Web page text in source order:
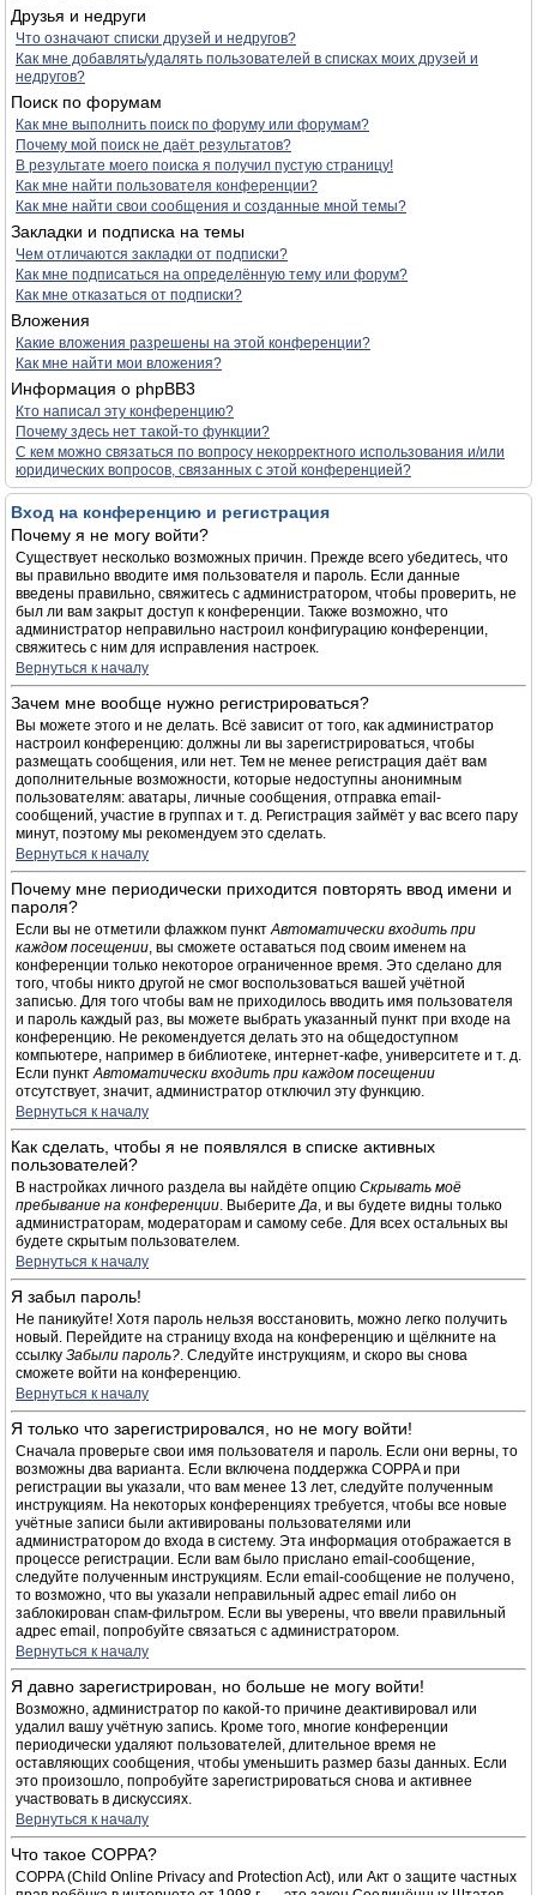
Друзья и недруги
Что означают списки друзей и недругов?
Как мне добавлять/удалять пользователей в списках моих друзей и
недругов?
Поиск по форумам
Как мне выполнить поиск по форуму или форумам?
Почему мой поиск не даёт результатов?
В результате моего поиска я получил пустую страницу!
Как мне найти пользователя конференции?
Как мне найти свои сообщения и созданные мной темы?
Закладки и подписка на темы
Чем отличаются закладки от подписки?
Как мне подписаться на определённую тему или форум?
Как мне отказаться от подписки?
Вложения
Какие вложения разрешены на этой конференции?
Как мне найти мои вложения?
Информация о phpBB3
Кто написал эту конференцию?
Почему здесь нет такой-то функции?
С кем можно связаться по вопросу некорректного использования и/или
юридических вопросов, связанных с этой конференцией?
Вход на конференцию и регистрация
Почему я не могу войти?
Существует несколько возможных причин. Прежде всего убедитесь, что
вы правильно вводите имя пользователя и пароль. Если данные
введены правильно, свяжитесь с администратором, чтобы проверить, не
был ли вам закрыт доступ к конференции. Также возможно, что
администратор неправильно настроил конфигурацию конференции,
свяжитесь с ним для исправления настроек.
Вернуться к началу
Зачем мне вообще нужно регистрироваться?
Вы можете этого и не делать. Всё зависит от того, как администратор
настроил конференцию: должны ли вы зарегистрироваться, чтобы
размещать сообщения, или нет. Тем не менее регистрация даёт вам
дополнительные возможности, которые недоступны анонимным
пользователям: аватары, личные сообщения, отправка email-
сообщений, участие в группах и т. д. Регистрация займёт у вас всего пару
минут, поэтому мы рекомендуем это сделать.
Вернуться к началу
Почему мне периодически приходится повторять ввод имени и
пароля?
Если вы не отметили флажком пунктАвтоматически входить при
каждом посещении, вы сможете оставаться под своим именем на
конференции только некоторое ограниченное время. Это сделано для
того, чтобы никто другой не смог воспользоваться вашей учётной
записью. Для того чтобы вам не приходилось вводить имя пользователя
и пароль каждый раз, вы можете выбрать указанный пункт при входе на
конференцию. Не рекомендуется делать это на общедоступном
компьютере, например в библиотеке, интернет-кафе, университете и т. д.
Если пунктАвтоматически входить при каждом посещении
отсутствует, значит, администратор отключил эту функцию.
Вернуться к началу
Как сделать, чтобы я не появлялся в списке активных
пользователей?
В настройках личного раздела вы найдёте опцию Скрывать моё
пребывание на конференции. ВыберитеДа, и вы будете видны только
администраторам, модераторам и самому себе. Для всех остальных вы
будете скрытым пользователем.
Вернуться к началу
Я забыл пароль!
Не паникуйте! Хотя пароль нельзя восстановить, можно легко получить
новый. Перейдите на страницу входа на конференцию и щёлкните на
ссылку Забыли пароль?. Следуйте инструкциям, и скоро вы снова
сможете войти на конференцию.
Вернуться к началу
Я только что зарегистрировался, но не могу войти!
Сначала проверьте свои имя пользователя и пароль. Если они верны, то
возможны два варианта. Если включена поддержка COPPA и при
регистрации вы указали, что вам менее 13 лет, следуйте полученным
инструкциям. На некоторых конференциях требуется, чтобы все новые
учётные записи были активированы пользователями или
администратором до входа в систему. Эта информация отображается в
процессе регистрации. Если вам было прислано email-сообщение,
следуйте полученным инструкциям. Если email-сообщение не получено,
то возможно, что вы указали неправильный адрес email либо он
заблокирован спам-фильтром. Если вы уверены, что ввели правильный
адрес email, попробуйте связаться с администратором.
Вернуться к началу
Я давно зарегистрирован, но больше не могу войти!
Возможно, администратор по какой-то причине деактивировал или
удалил вашу учётную запись. Кроме того, многие конференции
периодически удаляют пользователей, длительное время не
оставляющих сообщения, чтобы уменьшить размер базы данных. Если
это произошло, попробуйте зарегистрироваться снова и активнее
участвовать в дискуссиях.
Вернуться к началу
Что такое COPPA?
COPPA (Child Online Privacy and Protection Act), или Акт о защите частных